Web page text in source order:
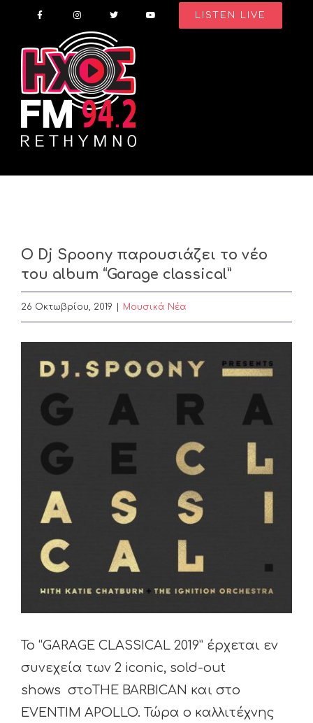
content
LISTEN LIVE
O Dj Spoony παρουσιάζει το νέο
του album “Garage classical”
26 Οκτωβρίου, 2019 Μουσικά Νέα
Larger
Image
Το “GARAGE CLASSICAL 2019” έρχεται εν
συνεχεία των 2 iconic, sold-out
shows στοTHE BARBICAN και στο
EVENTIM APOLLO. Τώρα ο καλλιτέχνης